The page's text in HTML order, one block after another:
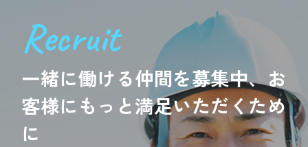
Recruit
一緒に働ける仲間を募集中、お
客様にもっと満足いただくため
に